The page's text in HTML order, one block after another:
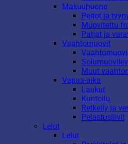
Makuuhuone
Peitot ja
Muovitettu
Patjat ja
Vaahtomuovit
Muut
Vapaa-aika
Laukut
Kuntoilu
Retkeily ja
Pelastusliivit
Lelut
Lelut